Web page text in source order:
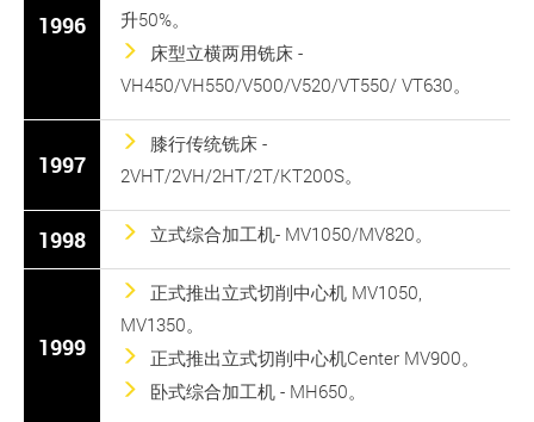
1996
升50%。
床型立横两用铣床 -
VH450/VH550/V500/V520/VT550/ VT630。
1997
膝行传统铣床 -
2VHT/2VH/2HT/2T/KT200S。
1998 立式综合加工机- MV1050/MV820。
1999
正式推出立式切削中心机 MV1050,
MV1350。
正式推出立式切削中心机Center MV900。
卧式综合加工机 - MH650。